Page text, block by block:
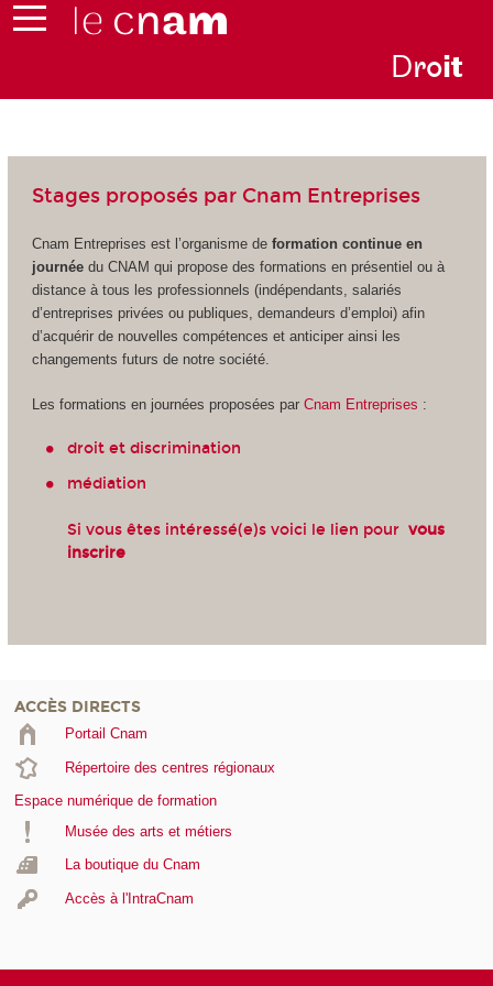
Droit
Stages proposés par Cnam Entreprises
Cnam Entreprises est l’organisme de formation continue en
journéedu CNAM qui propose des formations en présentiel ou à
distance à tous les professionnels (indépendants, salariés
d’entreprises privées ou publiques, demandeurs d’emploi) afin
d’acquérir de nouvelles compétences et anticiper ainsi les
changements futurs de notre société.
Les formations en journées proposées par Cnam Entreprises :
droit et discrimination
médiation
Si vous êtes intéressé(e)s voici le lien pour vous
inscrire
ACCÈS DIRECTS
Portail Cnam
Répertoire des centres régionaux
Espace numérique de formation
Musée des arts et métiers
La boutique du Cnam
Accès à l'IntraCnam